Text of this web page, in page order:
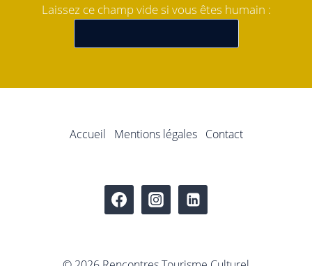
Laissez ce champ vide si vous êtes humain :
Accueil Mentions légales Contact